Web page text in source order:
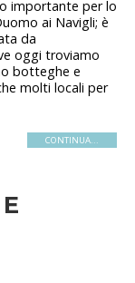
importante per lo
ai Navigli; è
da
oggi troviamo
botteghe e
molti locali per
CONTINUA...